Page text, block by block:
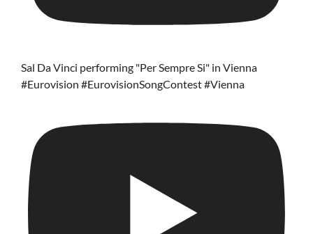
Sal Da Vinci performing "Per Sempre Si" in Vienna
#Eurovision #EurovisionSongContest #Vienna